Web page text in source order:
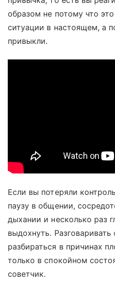
образом не потому что
ситуации в настоящем, а
привыкли.
Если вы потеряли
паузу в общении,
дыхании и несколько раз
выдохнуть.
разбираться в причинах
только в спокойном
советчик.